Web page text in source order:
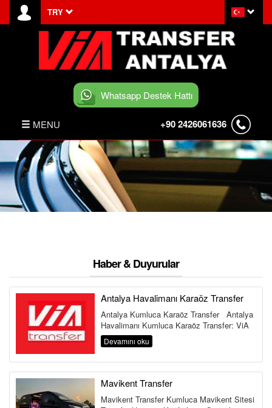
TRY
Whatsapp Destek Hattı
MENU +90 2426061636
ANASAYFA
HABERLER
BELEK TRANSFER
ÜYE GİRİŞİ / KAYIT
Haber & Duyurular
Antalya Havalimanı Karaöz Transfer
Antalya Kumluca Karaöz Transfer Antalya
Havalimanı Kumluca Karaöz Transfer: ViA
Transfer Güve...
Devamını oku
Mavikent Transfer
Mavikent Transfer Kumluca Mavikent Sitesi